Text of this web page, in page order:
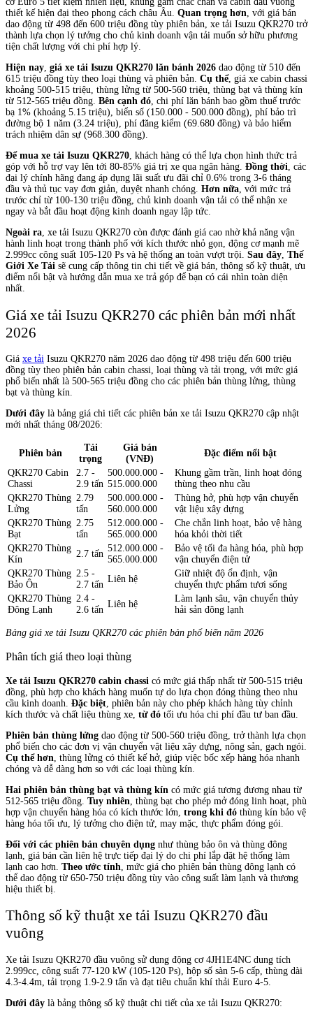
thiết kế hiện đại theo phong cách châu Âu. Quan trọng hơn, với giá bán
dao động từ 498 đến 600 triệu đồng tùy phiên bản, xe tải Isuzu QKR270 trở
thành lựa chọn lý tưởng cho chủ kinh doanh vận tải muốn sở hữu phương
tiện chất lượng với chi phí hợp lý.
Hiện nay, giá xe tải Isuzu QKR270 lăn bánh 2026 dao động từ 510 đến
615 triệu đồng tùy theo loại thùng và phiên bản. Cụ thể, giá xe cabin chassi
khoảng 500-515 triệu, thùng lửng từ 500-560 triệu, thùng bạt và thùng kín
từ 512-565 triệu đồng. Bên cạnh đó, chi phí lăn bánh bao gồm thuế trước
bạ 1% (khoảng 5.15 triệu), biển số (150.000 - 500.000 đồng), phí bảo trì
đường bộ 1 năm (3.24 triệu), phí đăng kiểm (69.680 đồng) và bảo hiểm
trách nhiệm dân sự (968.300 đồng).
Để mua xe tải Isuzu QKR270, khách hàng có thể lựa chọn hình thức trả
góp với hỗ trợ vay lên tới 80-85% giá trị xe qua ngân hàng. Đồng thời, các
đại lý chính hãng đang áp dụng lãi suất ưu đãi chỉ 0.6% trong 3-6 tháng
đầu và thủ tục vay đơn giản, duyệt nhanh chóng. Hơn nữa, với mức trả
trước chỉ từ 100-130 triệu đồng, chủ kinh doanh vận tải có thể nhận xe
ngay và bắt đầu hoạt động kinh doanh ngay lập tức.
Ngoài ra, xe tải Isuzu QKR270 còn được đánh giá cao nhờ khả năng vận
hành linh hoạt trong thành phố với kích thước nhỏ gọn, động cơ mạnh mẽ
2.999cc công suất 105-120 Ps và hệ thống an toàn vượt trội. Sau đây, Thế
Giới Xe Tải sẽ cung cấp thông tin chi tiết về giá bán, thông số kỹ thuật, ưu
điểm nổi bật và hướng dẫn mua xe trả góp để bạn có cái nhìn toàn diện
nhất.
Giá xe tải Isuzu QKR270 các phiên bản mới nhất
2026
Giá xe tải Isuzu QKR270 năm 2026 dao động từ 498 triệu đến 600 triệu
đồng tùy theo phiên bản cabin chassi, loại thùng và tải trọng, với mức giá
phổ biến nhất là 500-565 triệu đồng cho các phiên bản thùng lửng, thùng
bạt và thùng kín.
Dưới đây là bảng giá chi tiết các phiên bản xe tải Isuzu QKR270 cập nhật
mới nhất tháng 08/2026:
Phiên bản
Tải
trọng
Giá bán
(VNĐ)
Đặc điểm nổi bật
QKR270 Cabin
Chassi
2.7 -
2.9 tấn
500.000.000 -
515.000.000
Khung gầm trần, linh hoạt đóng
thùng theo nhu cầu
QKR270 Thùng
Lửng
2.79
tấn
500.000.000 -
560.000.000
Thùng hở, phù hợp vận chuyển
vật liệu xây dựng
QKR270 Thùng
Bạt
2.75
tấn
512.000.000 -
565.000.000
Che chắn linh hoạt, bảo vệ hàng
hóa khỏi thời tiết
QKR270 Thùng
Kín
2.7 tấn
512.000.000 -
565.000.000
Bảo vệ tối đa hàng hóa, phù hợp
vận chuyển điện tử
QKR270 Thùng
Bảo Ôn
2.5 -
2.7 tấn
Liên hệ
Giữ nhiệt độ ổn định, vận
chuyển thực phẩm tươi sống
QKR270 Thùng
Đông Lạnh
2.4 -
2.6 tấn
Liên hệ
Làm lạnh sâu, vận chuyển thủy
hải sản đông lạnh
Bảng giá xe tải Isuzu QKR270 các phiên bản phổ biến năm 2026
Phân tích giá theo loại thùng
Xe tải Isuzu QKR270 cabin chassi có mức giá thấp nhất từ 500-515 triệu
đồng, phù hợp cho khách hàng muốn tự do lựa chọn đóng thùng theo nhu
cầu kinh doanh. Đặc biệt , phiên bản này cho phép khách hàng tùy chỉnh
kích thước và chất liệu thùng xe, từ đó tối ưu hóa chi phí đầu tư ban đầu.
Phiên bản thùng lửng dao động từ 500-560 triệu đồng, trở thành lựa chọn
phổ biến cho các đơn vị vận chuyển vật liệu xây dựng, nông sản, gạch ngói.
Cụ thể hơn , thùng lửng có thiết kế hở, giúp việc bốc xếp hàng hóa nhanh
chóng và dễ dàng hơn so với các loại thùng kín.
Hai phiên bản thùng bạt và thùng kín có mức giá tương đương nhau từ
512-565 triệu đồng. Tuy nhiên , thùng bạt cho phép mở đóng linh hoạt, phù
hợp vận chuyển hàng hóa có kích thước lớn, trong khi đó thùng kín bảo vệ
hàng hóa tối ưu, lý tưởng cho điện tử, may mặc, thực phẩm đóng gói.
Đối với các phiên bản chuyên dụng như thùng bảo ôn và thùng đông
lạnh, giá bán cần liên hệ trực tiếp đại lý do chi phí lắp đặt hệ thống làm
lạnh cao hơn. Theo ước tính , mức giá cho phiên bản thùng đông lạnh có
thể dao động từ 650-750 triệu đồng tùy vào công suất làm lạnh và thương
hiệu thiết bị.
Thông số kỹ thuật xe tải Isuzu QKR270 đầu
vuông
Xe tải Isuzu QKR270 đầu vuông sử dụng động cơ 4JH1E4NC dung tích
2.999cc, công suất 77-120 kW (105-120 Ps), hộp số sàn 5-6 cấp, thùng dài
4.3-4.4m, tải trọng 1.9-2.9 tấn và đạt tiêu chuẩn khí thải Euro 4-5.
Dưới đây là bảng thông số kỹ thuật chi tiết của xe tải Isuzu QKR270: